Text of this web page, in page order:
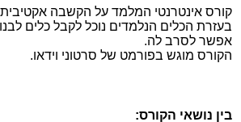
קורס אינטרנטי המלמד על הקשבה
בעזרת הכלים הנלמדים נוכל לקבל כלים
אפשר לסרב לה.
הקורס מוגש בפורמט של סרטוני וידאו.
בין נושאי הקורס: